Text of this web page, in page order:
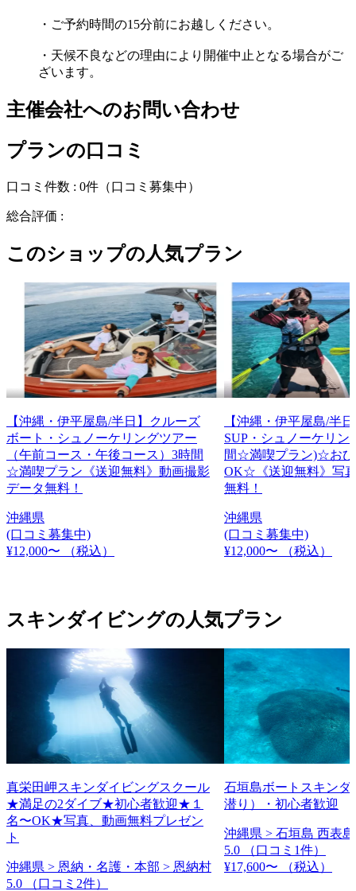
・ご予約時間の15分前にお越しください。
・天候不良などの理由により開催中止となる場合がご
ざいます。
主催会社へのお問い合わせ
プランの口コミ
口コミ件数 : 0件 （口コミ募集中）
総合評価 :
このショップの人気プラン
【沖縄・伊平屋島/半日】クルーズ
ボート・シュノーケリングツアー
（午前コース・午後コース）3時間
☆満喫プラン《送迎無料》動画撮影
データ無料！
沖縄県
(口コミ募集中)
¥12,000〜
（税込）
【沖縄・伊平屋島/半
SUP・シュノーケリン
間☆満喫プラン)☆おひ
OK☆《送迎無料》写
無料！
沖縄県
(口コミ募集中)
¥12,000〜
（税込）
スキンダイビングの人気プラン
真栄田岬スキンダイビングスクール
★満足の2ダイブ★初心者歓迎★１
名〜OK★写真、動画無料プレゼン
ト
沖縄県 > 恩納・名護・本部 > 恩納村
5.0
（口コミ2件）
石垣島ボートスキンダ
潜り）・初心者歓迎
沖縄県 > 石垣島 西表
5.0
（口コミ1件）
¥17,600〜
（税込）